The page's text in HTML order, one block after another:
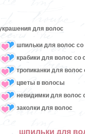
для волос
шпильки для волос со
крабики для волос со
тропиканки для
цветы в волосы
невидимки для волос
заколки для волос
шпильки для